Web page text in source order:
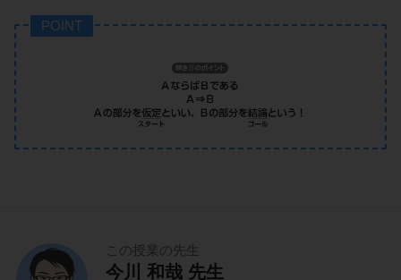
POINT
この授業の先生
今川 和哉 先生